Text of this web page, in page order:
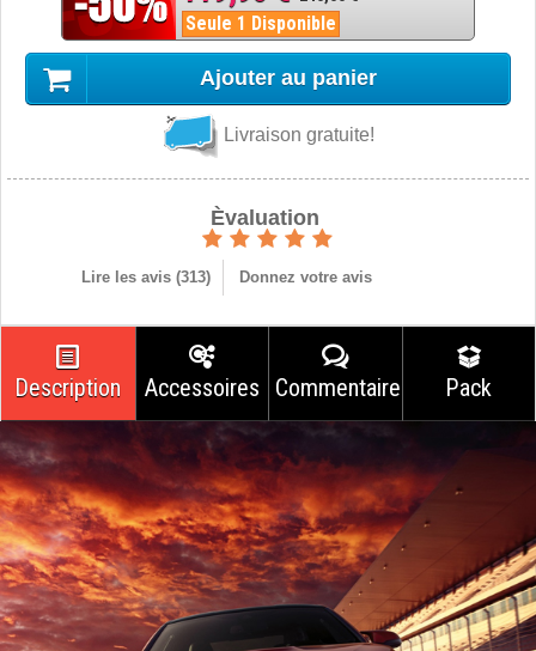
Seule 1 Disponible
Ajouter au panier
Livraison gratuite!
Èvaluation
Lire les avis (313) Donnez votre avis
Description Accessoires Commentaires Pack